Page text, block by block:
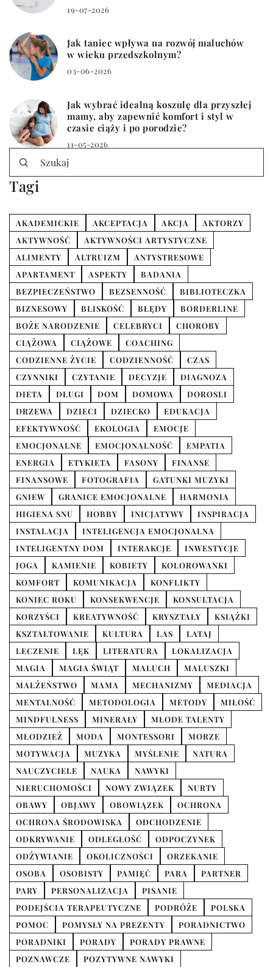
19-07-2026
Jak taniec wpływa na rozwój maluchów
w wieku przedszkolnym?
03-06-2026
Jak wybrać idealną koszulę dla przyszłej
mamy, aby zapewnić komfort i styl w
czasie ciąży i po porodzie?
11-05-2026
Tagi
AKADEMICKIE AKCEPTACJA AKCJA
AKTORZY
AKTYWNOŚĆ
AKTYWNOŚCI ARTYSTYCZNE
ALIMENTY
ALTRUIZM
ANTYSTRESOWE
APARTAMENT
ASPEKTY
BADANIA
BEZPIECZEŃSTWO
BEZSENNOŚĆ
BIBLIOTECZKA
BIZNESOWY
BLISKOŚĆ BŁĘDY
BORDERLINE
BOŻE NARODZENIE
CELEBRYCI
CHOROBY
CIĄŻOWA
CIĄŻOWE
COACHING
CODZIENNE ŻYCIE
CODZIENNOŚĆ
CZAS
CZYNNIKI
CZYTANIE DECYZJE
DIAGNOZA
DIETA
DŁUGI DOM DOMOWA
DOROSLI
DRZEWA
DZIECI DZIECKO
EDUKACJA
EFEKTYWNOŚĆ
EKOLOGIA
EMOCJE
EMOCJONALNE
EMOCJONALNOŚĆ
EMPATIA
ENERGIA
ETYKIETA FASONY
FINANSE
FINANSOWE
FOTOGRAFIA
GATUNKI MUZYKI
GNIEW
GRANICE EMOCJONALNE
HARMONIA
HIGIENA SNU
HOBBY INICJATYWY
INSPIRACJA
INSTALACJA
INTELIGENCJA EMOCJONALNA
INTELIGENTNY DOM
INTERAKCJE
INWESTYCJE
JOGA
KAMIENIE KOBIETY
KOLOROWANKI
KOMFORT
KOMUNIKACJA
KONFLIKTY
KONIEC ROKU
KONSEKWENCJE
KONSULTACJA
KORZYŚCI
KREATYWNOŚĆ KRYSZTAŁY
KSIĄŻKI
KSZTAŁTOWANIE
KULTURA LAS
LATAJ
LECZENIE
LĘK LITERATURA
LOKALIZACJA
MAGIA
MAGIA ŚWIĄT MALUCH
MALUSZKI
MAŁŻEŃSTWO
MAMA MECHANIZMY
MEDIACJA
MENTALNOŚĆ
METODOLOGIA METODY
MIŁOŚĆ
MINDFULNESS
MINERAŁY
MŁODE TALENTY
MŁODZIEŻ
MODA MONTESSORI
MORZE
MOTYWACJA
MUZYKA MYŚLENIE
NATURA
NAUCZYCIELE
NAUKA
NAWYKI
NIERUCHOMOŚCI
NOWY ZWIĄZEK
NURTY
OBAWY
OBJAWY OBOWIĄZEK
OCHRONA
OCHRONA ŚRODOWISKA
ODCHODZENIE
ODKRYWANIE
ODLEGŁOŚĆ
ODPOCZYNEK
ODŻYWIANIE
OKOLICZNOŚCI
ORZEKANIE
OSOBA
OSOBISTY PAMIĘĆ PARA
PARTNER
PARY
PERSONALIZACJA
PISANIE
PODEJŚCIA TERAPEUTYCZNE
PODRÓŻE
POLSKA
POMOC
POMYSŁY NA PREZENTY
PORADNICTWO
PORADNIKI
PORADY
PORADY PRAWNE
POZNAWCZE
POZYTYWNE NAWYKI